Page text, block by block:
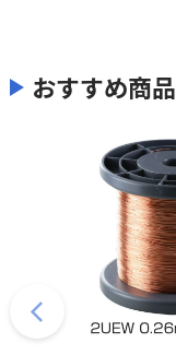
おすすめ商品